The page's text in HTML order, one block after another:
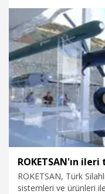
23.05.2026 Gündem
ROKETSAN, Türk
sistemleri ve ürünleri